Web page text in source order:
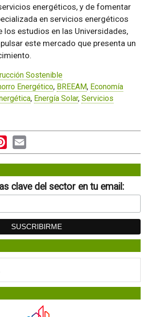
energéticos, y de fomentar
en servicios energéticos
los estudios en las Universidades,
este mercado que presenta un
Sostenible
Energético, BREEAM, Economía
, Energía Solar, Servicios
PinterestEmail
clave del sector en tu email: